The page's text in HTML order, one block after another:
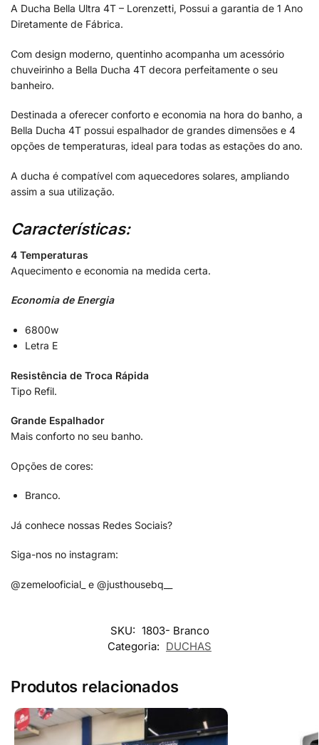
A Ducha Bella Ultra 4T – Lorenzetti, Possui a garantia de 1 Ano
Diretamente de Fábrica.
Com design moderno, quentinho acompanha um acessório
chuveirinho a Bella Ducha 4T decora perfeitamente o seu
banheiro.
Destinada a oferecer conforto e economia na hora do banho, a
Bella Ducha 4T possui espalhador de grandes dimensões e 4
opções de temperaturas, ideal para todas as estações do ano.
A ducha é compatível com aquecedores solares, ampliando
assim a sua utilização.
Características:
4 Temperaturas
Aquecimento e economia na medida certa.
Economia de Energia
6800w
Letra E
Resistência de Troca Rápida
Tipo Refil.
Grande Espalhador
Mais conforto no seu banho.
Opções de cores:
Branco.
Já conhece nossas Redes Sociais?
Siga-nos no instagram:
@zemelooficial_ e @justhousebq__
SKU: 1803- Branco
Categoria: DUCHAS
Produtos relacionados